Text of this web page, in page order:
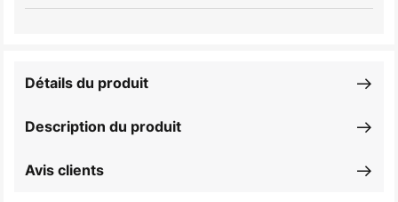
Description du produit
Détails du produit
Avis clients